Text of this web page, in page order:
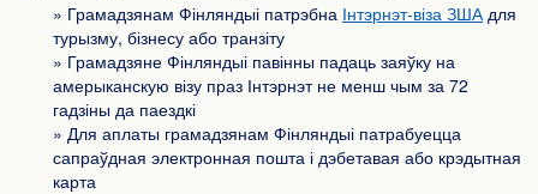
» Грамадзянам Фінляндыі патрэбна Інтэрнэт-віза ЗШАдля
турызму, бізнесу або транзіту
» Грамадзяне Фінляндыі павінны падаць заяўку на
амерыканскую візу праз Інтэрнэт не менш чым за 72
гадзіны да паездкі
» Для аплаты грамадзянам Фінляндыі патрабуецца
сапраўдная электронная пошта і дэбетавая або крэдытная
карта